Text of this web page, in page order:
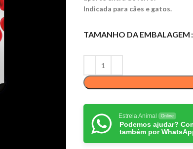
Indicada para cães e gatos.
TAMANHO DA EMBALAGEM
Estrela Animal Online
Podemos ajudar?
também por